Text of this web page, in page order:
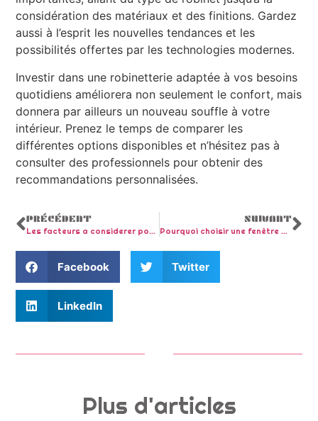
considération des matériaux et des finitions. Gardez
aussi à l’esprit les nouvelles tendances et les
possibilités offertes par les technologies modernes.
Investir dans une robinetterie adaptée à vos besoins
quotidiens améliorera non seulement le confort, mais
donnera par ailleurs un nouveau souffle à votre
intérieur. Prenez le temps de comparer les
différentes options disponibles et n’hésitez pas à
consulter des professionnels pour obtenir des
recommandations personnalisées.
PRÉCÉDENT
Les facteurs a considerer pour choisir une cabine de douche
SUIVANT
Pourquoi choisir une fenêtre PVC pour une isolation thermique optimale
Facebook Twitter
LinkedIn
Plus d'articles